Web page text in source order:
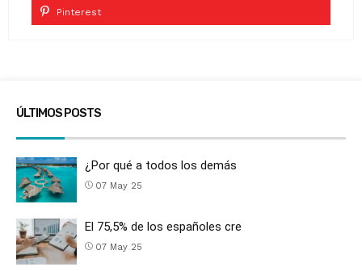
Pinterest
ÚLTIMOS POSTS
¿Por qué a todos los demás
07 May 25
El 75,5% de los españoles cre
07 May 25